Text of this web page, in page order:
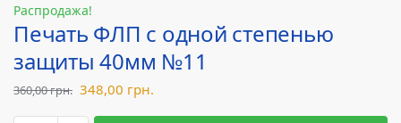
Распродажа!
Печать ФЛП с одной степенью
защиты 40мм №11
360,00грн. 348,00 грн.